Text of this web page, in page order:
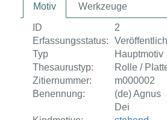
Motiv Werkzeuge
ID
2
Erfassungsstatus:
Typ
Hauptmotiv
Thesaurustyp:
Rolle /
Zitiernummer:
m000002
Benennung:
(de) Agnus
Dei